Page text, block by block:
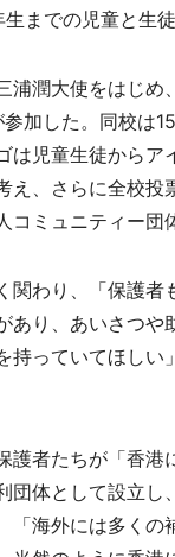
までの児童と生徒
潤大使をはじめ
加した。同校は
は児童生徒から
え、さらに全校
ミュニティー団
わり、「保護者
り、あいさつや
持っていてほし
者たちが「香港
団体として設立
「海外には多く